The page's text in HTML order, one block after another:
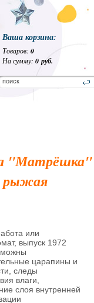
Ваша корзина:
Товаров: 0
На сумму: 0 руб.
"Матрёшка"
рыжая
или
выпуск 1972
царапины и
следы
влаги,
слоя внутренней